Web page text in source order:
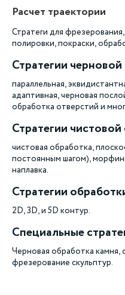
Расчет траектории
Стратеги для фрезерования,
полировки, покраски,
Стратегии
параллельная,
адаптивная, черновая
обработка отверстий и
Стратегии
чистовая обработка,
постоянным шагом),
наплавка.
Стратегии
2D, 3D, и 5D контур.
Специальные
Черновая обработка камня,
фрезерование скульптур.